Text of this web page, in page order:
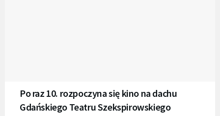
Po raz 10. rozpoczyna się kino na dachu
Gdańskiego Teatru Szekspirowskiego